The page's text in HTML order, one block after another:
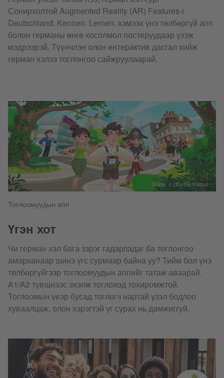
Сонирхолтой Augmented Reality (AR) Features-г
Deutschland. Kennen. Lernen. хэмээх үнэ төлбөргүй апп
болон германы өнгө хосолмол постеруудаар үзэж
мэдрээрэй. Түүнчлэн олон интерактив дасгал хийж
герман хэлээ тоглонгоо сайжруулаарай.
Тоглоомуудын апп
Үгэн хот
Чи герман хэл бага зэрэг гадарладаг ба тоглонгоо
амарханаар шинэ үгс сурмаар байна уу? Тийм бол үнэ
төлбөргүйгээр тоглоомуудын аппийг татаж аваарай.
A1/A2 түвшнээс эхэлж тоглоход тохиромжтой.
Тоглоомын үеэр бусад тоглогч нартай үзэл бодлоо
хуваалцаж, олон хэрэгтэй үг сурах нь дамжиггүй.
Grafik: © Goethe-Institut